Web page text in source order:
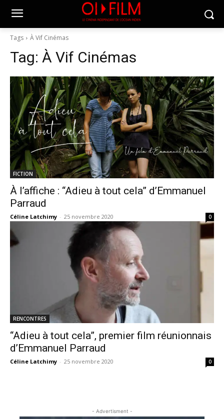
Tags À Vif Cinémas
Tag: À Vif Cinémas
FICTION
À l’affiche : “Adieu à tout cela” d’Emmanuel
Parraud
Céline Latchimy - 25 novembre 2020 0
RENCONTRES
“Adieu à tout cela”, premier film réunionnais
d’Emmanuel Parraud
Céline Latchimy - 25 novembre 2020 0
- Advertisment -